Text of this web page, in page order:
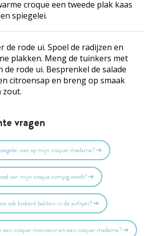
croque een tweede plak kaas
spiegelei.
de rode ui. Spoel de radijzen en
plakken. Meng de tuinkers met
de rode ui. Besprenkel de salade
citroensap en breng op smaak
zout.
vragen
voor op mijn croque-madame?
van mijn croque zompig wordt?
ook krokant bakken in de airfryer?
croque-monsieur en een croque-madame?